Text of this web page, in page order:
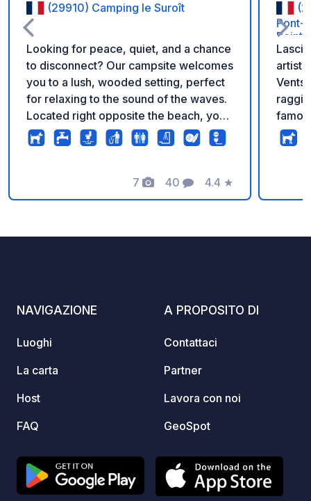
(29910) Camping le Suroît
Looking for peace, quiet, and a chance
to disconnect? Our campsite welcomes
you to a lush, wooded setting, perfect
for relaxing to the sound of the waves.
Located right opposite the beach, you
will enjoy a prime view and immediate
access to the sea. A true haven of
7
Foto
40
Commenti
4.4
Valutazione
★
Pont-
artisti!
sentieri
NAVIGAZIONE
Luoghi
La carta
Host
FAQ
A PROPOSITO DI
Contattaci
Partner
Lavora con noi
GeoSpot